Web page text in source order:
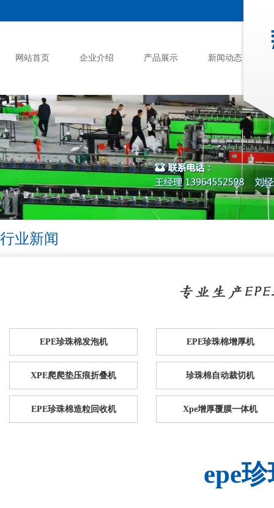
网站首页 企业介绍 产品展示 新闻动态
行业新闻
EPE珍珠棉发泡机 EPE珍珠棉增厚机
XPE爬爬垫压痕折叠机 珍珠棉自动裁切机
EPE珍珠棉造粒回收机 Xpe增厚覆膜一体机
epe